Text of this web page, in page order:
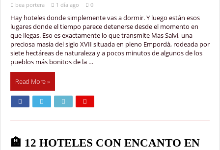
bea portera 1 día ago 0
Hay hoteles donde simplemente vas a dormir. Y luego están esos
lugares donde el tiempo parece detenerse desde el momento en
que llegas. Eso es exactamente lo que transmite Mas Salvi, una
preciosa masía del siglo XVII situada en pleno Empordà, rodeada por
siete hectáreas de naturaleza y a pocos minutos de algunos de los
pueblos más bonitos de la …
Read More »
🏨 12 HOTELES CON ENCANTO EN